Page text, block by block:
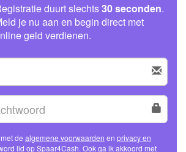
duurt slechts30 seconden.
je nu aan en begin direct met
geld verdienen.
de algemene voorwaarden en privacy en